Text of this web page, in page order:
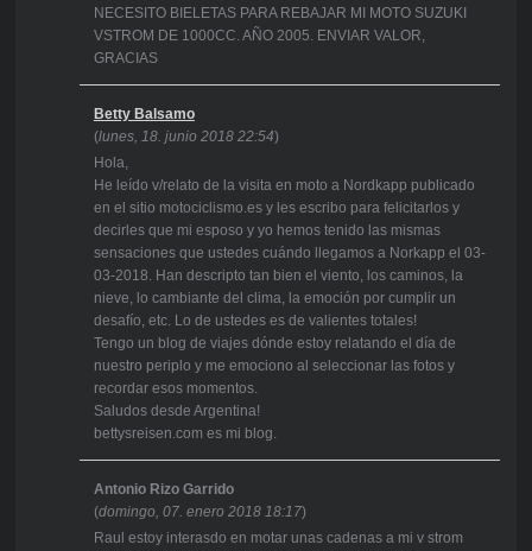
NECESITO BIELETAS PARA REBAJAR MI MOTO SUZUKI
VSTROM DE 1000CC. AÑO 2005. ENVIAR VALOR,
GRACIAS
Betty Balsamo
(lunes, 18. junio 2018 22:54)
Hola,
He leído v/relato de la visita en moto a Nordkapp publicado
en el sitio motociclismo.es y les escribo para felicitarlos y
decirles que mi esposo y yo hemos tenido las mismas
sensaciones que ustedes cuándo llegamos a Norkapp el 03-
03-2018. Han descripto tan bien el viento, los caminos, la
nieve, lo cambiante del clima, la emoción por cumplir un
desafío, etc. Lo de ustedes es de valientes totales!
Tengo un blog de viajes dónde estoy relatando el día de
nuestro periplo y me emociono al seleccionar las fotos y
recordar esos momentos.
Saludos desde Argentina!
bettysreisen.com es mi blog.
Antonio Rizo Garrido
(domingo, 07. enero 2018 18:17)
Raul estoy interasdo en motar unas cadenas a mi v strom